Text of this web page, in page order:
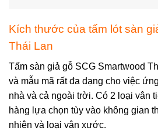
Kích thước của tấm lót sàn
Thái Lan
Tấm sàn giả gỗ SCG Smartwood
và mẫu mã rất đa dạng cho việc
nhà và cả ngoài trời. Có 2 loại vân
hàng lựa chọn tùy vào không gian
nhiên và loại vân xước.